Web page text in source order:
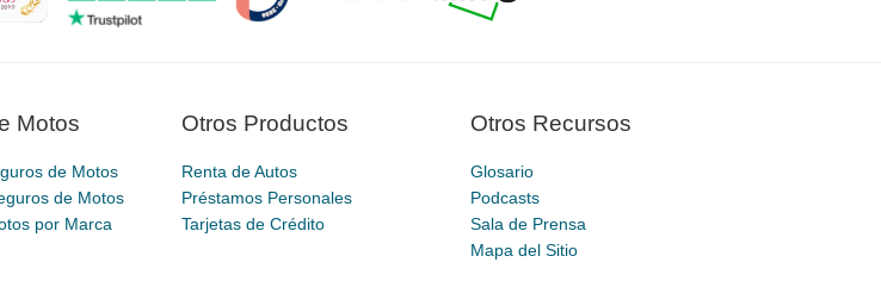
Motos
de Motos
de Motos
por Marca
Otros Productos
Renta de Autos
Préstamos Personales
Tarjetas de Crédito
Otros Recursos
Glosario
Podcasts
Sala de Prensa
Mapa del Sitio